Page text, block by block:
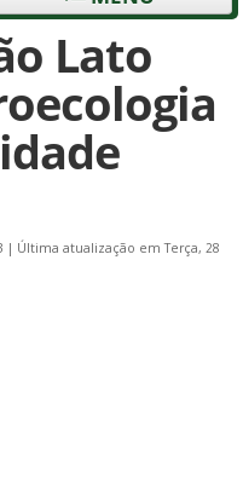
Lato
| Última atualização em Terça, 28